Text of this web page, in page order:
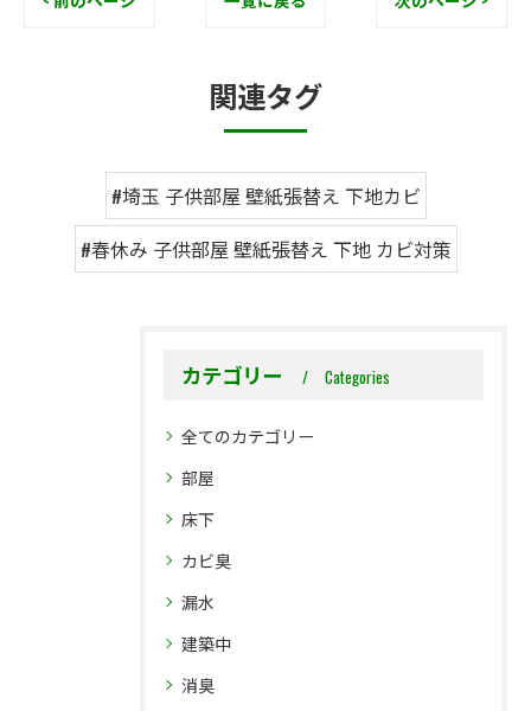
関連タグ
#埼玉 子供部屋 壁紙張替え 下地カビ
#春休み 子供部屋 壁紙張替え 下地 カビ対策
カテゴリー Categories
全てのカテゴリー
部屋
床下
カビ臭
漏水
建築中
消臭